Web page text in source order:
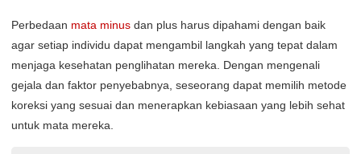
Perbedaan mata minus dan plus harus dipahami dengan baik
agar setiap individu dapat mengambil langkah yang tepat dalam
menjaga kesehatan penglihatan mereka. Dengan mengenali
gejala dan faktor penyebabnya, seseorang dapat memilih metode
koreksi yang sesuai dan menerapkan kebiasaan yang lebih sehat
untuk mata mereka.